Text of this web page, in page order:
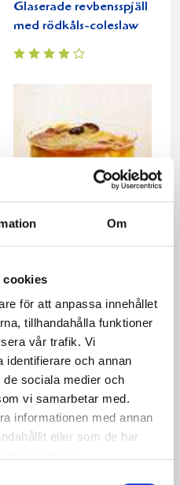
Om
cookies
för att anpassa innehållet
tillhandahålla funktioner
vår trafik. Vi
identifierare och annan
sociala medier och
vi samarbetar med.
informationen med annan
eller som de har
Glaserade revbensspjäll
med rödkåls-coleslaw